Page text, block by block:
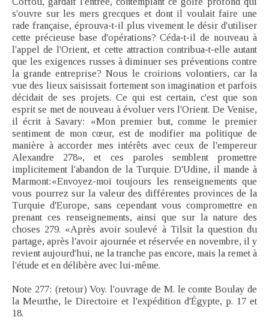
s'ouvre sur les mers grecques et dont il voulait faire une
rade française, éprouva-t-il plus vivement le désir d'utiliser
cette précieuse base d'opérations? Céda-t-il de nouveau à
l'appel de l'Orient, et cette attraction contribua-t-elle autant
que les exigences russes à diminuer ses préventions contre
la grande entreprise? Nous le croirions volontiers, car la
vue des lieux saisissait fortement son imagination et parfois
décidait de ses projets. Ce qui est certain, c'est que son
esprit se met de nouveau à évoluer vers l'Orient. De Venise,
il écrit à Savary: «Mon premier but, comme le premier
sentiment de mon cœur, est de modifier ma politique de
manière à accorder mes intérêts avec ceux de l'empereur
Alexandre 278», et ces paroles semblent promettre
implicitement l'abandon de la Turquie. D'Udine, il mande à
Marmont:«Envoyez-moi toujours les renseignements que
vous pourrez sur la valeur des différentes provinces de la
Turquie d'Europe, sans cependant vous compromettre en
prenant ces renseignements, ainsi que sur la nature des
choses 279. «Après avoir soulevé à Tilsit la question du
partage, après l'avoir ajournée et réservée en novembre, il y
revient aujourd'hui, ne la tranche pas encore, mais la remet à
l'étude et en délibère avec lui-même.
Note 277: (retour) Voy. l'ouvrage de M. le comte Boulay de
la Meurthe, le Directoire et l'expédition d'Égypte, p. 17 et
18.